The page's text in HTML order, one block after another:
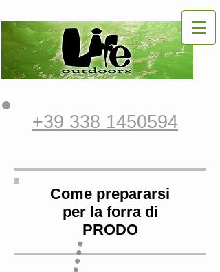
+39 338 1450594
Come prepararsi
per la forra di
PRODO